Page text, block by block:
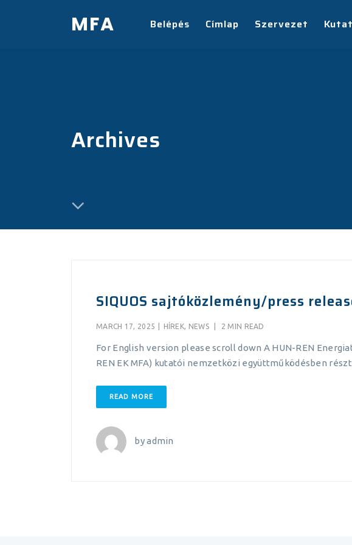
MFA Belépés Címlap Szervezet
Archives
SIQUOS sajtóközlemény/press
MARCH 17, 2025 HÍREK, NEWS 2 MIN READ
For English version please scroll down A HUN-REN
REN EK MFA) kutatói nemzetközi együttműködésben
READ MORE
byadmin